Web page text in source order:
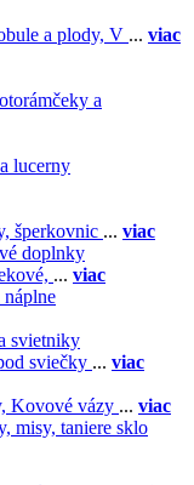
a plody, V ... viac
a
lucerny
šperkovnic ... viac
doplnky
... viac
náplne
svietniky
sviečky ... viac
Kovové vázy ... viac
misy, taniere sklo